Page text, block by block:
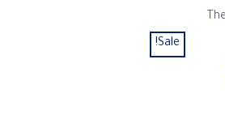
Sale!